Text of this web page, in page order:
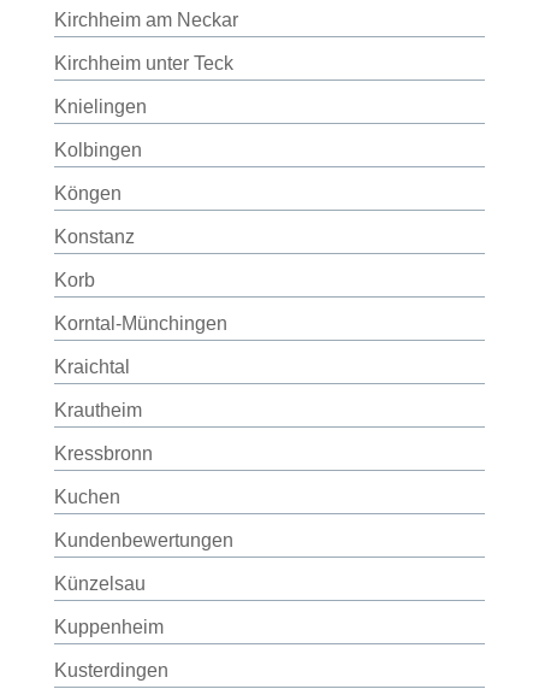
Kirchheim am Neckar
Kirchheim unter Teck
Knielingen
Kolbingen
Köngen
Konstanz
Korb
Korntal-Münchingen
Kraichtal
Krautheim
Kressbronn
Kuchen
Kundenbewertungen
Künzelsau
Kuppenheim
Kusterdingen